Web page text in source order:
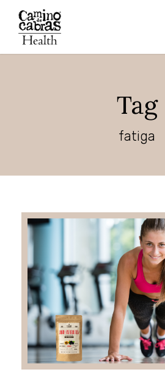
Tag
fatiga